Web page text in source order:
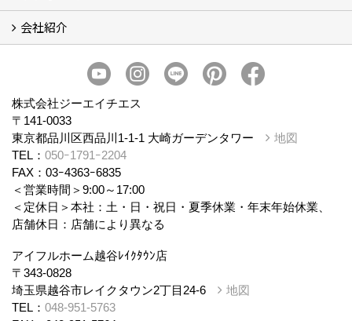
まるごと断熱リフォーム
イベント情報
施工事例
会社紹介
スタッフ紹介
個人情報保護方針
株式会社ジーエイチエス
〒141-0033
東京都品川区西品川1-1-1 大崎ガーデンタワー
地図
TEL： 050ｰ1791ｰ2204
FAX：03ｰ4363ｰ6835
＜営業時間＞9:00～17:00
＜定休日＞本社：土・日・祝日・夏季休業・年末年始休業、
店舗休日：店舗により異なる
アイフルホーム越谷ﾚｲｸﾀｳﾝ店
〒343-0828
埼玉県越谷市レイクタウン2丁目24-6
地図
TEL： 048-951-5763